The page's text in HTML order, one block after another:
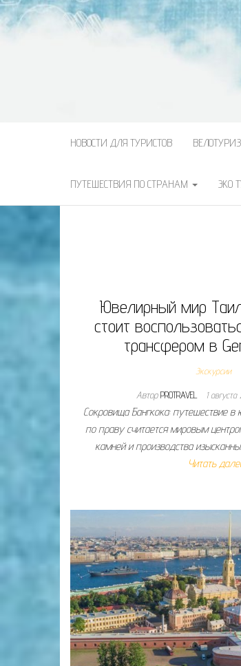
НОВОСТИ ДЛЯ ТУРИСТОВ
ПУТЕШЕСТВИЯ ПО СТРАНАМ ЭКО
Ювелирный мир
стоит
трансфером в
Экскурсии
АвторPROTRAVEL 1 августа
Сокровища Бангкока: путешествие
по праву считается мировым
камней и производства
Читать